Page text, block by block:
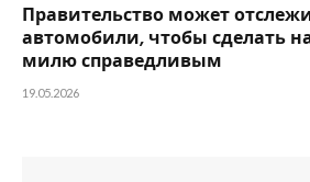
Правительство может
автомобили, чтобы сделать
милю справедливым
19.05.2026